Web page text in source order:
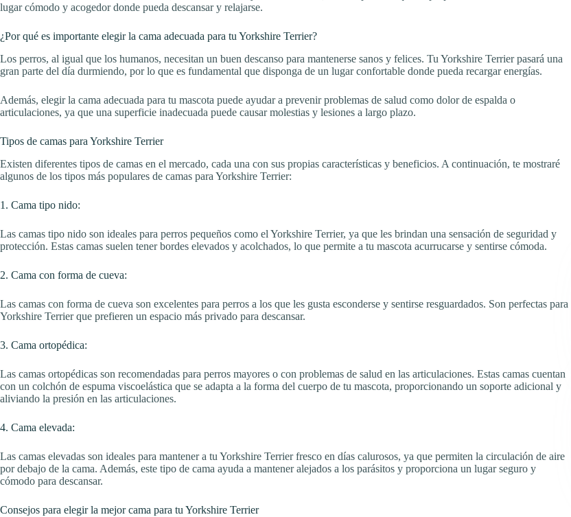
lugar cómodo y acogedor donde pueda descansar y relajarse.
¿Por qué es importante elegir la cama adecuada para tu Yorkshire Terrier?
Los perros, al igual que los humanos, necesitan un buen descanso para mantenerse sanos y felices. Tu Yorkshire Terrier pasará una
gran parte del día durmiendo, por lo que es fundamental que disponga de un lugar confortable donde pueda recargar energías.
Además, elegir la cama adecuada para tu mascota puede ayudar a prevenir problemas de salud como dolor de espalda o
articulaciones, ya que una superficie inadecuada puede causar molestias y lesiones a largo plazo.
Tipos de camas para Yorkshire Terrier
Existen diferentes tipos de camas en el mercado, cada una con sus propias características y beneficios. A continuación, te mostraré
algunos de los tipos más populares de camas para Yorkshire Terrier:
1. Cama tipo nido:
Las camas tipo nido son ideales para perros pequeños como el Yorkshire Terrier, ya que les brindan una sensación de seguridad y
protección. Estas camas suelen tener bordes elevados y acolchados, lo que permite a tu mascota acurrucarse y sentirse cómoda.
2. Cama con forma de cueva:
Las camas con forma de cueva son excelentes para perros a los que les gusta esconderse y sentirse resguardados. Son perfectas para
Yorkshire Terrier que prefieren un espacio más privado para descansar.
3. Cama ortopédica:
Las camas ortopédicas son recomendadas para perros mayores o con problemas de salud en las articulaciones. Estas camas cuentan
con un colchón de espuma viscoelástica que se adapta a la forma del cuerpo de tu mascota, proporcionando un soporte adicional y
aliviando la presión en las articulaciones.
4. Cama elevada:
Las camas elevadas son ideales para mantener a tu Yorkshire Terrier fresco en días calurosos, ya que permiten la circulación de aire
por debajo de la cama. Además, este tipo de cama ayuda a mantener alejados a los parásitos y proporciona un lugar seguro y
cómodo para descansar.
Consejos para elegir la mejor cama para tu Yorkshire Terrier